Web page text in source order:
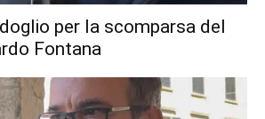
per la scomparsa del
Fontana